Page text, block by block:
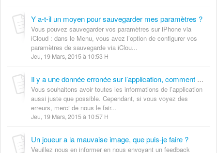
Y a-t-il un moyen pour sauvegarder mes paramètres ?
Vous pouvez sauvegarder vos paramètres sur iPhone via
iCloud : dans le Menu, vous avez l’option de configurer vos
paramètres de sauvegarde via iClou...
Jeu, 19 Mars, 2015 à 10:53 H
Il y a une donnée erronée sur l’application, comment vous le faire savoir?
Vous souhaitons avoir toutes les informations de l’application
aussi juste que possible. Cependant, si vous voyez des
erreurs, merci de nous le fair...
Jeu, 19 Mars, 2015 à 10:57 H
Un joueur a la mauvaise image, que puis-je faire ?
Veuillez nous en informer en nous envoyant un feedback